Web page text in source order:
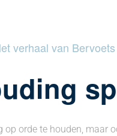
verhaal van
orde te houden, maar